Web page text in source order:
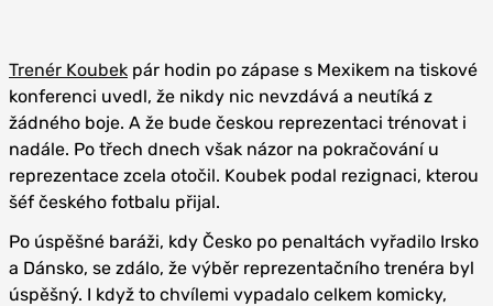
Trenér Koubek pár hodin po zápase s Mexikem na tiskové
konferenci uvedl, že nikdy nic nevzdává a neutíká z
žádného boje. A že bude českou reprezentaci trénovat i
nadále. Po třech dnech však názor na pokračování u
reprezentace zcela otočil. Koubek podal rezignaci, kterou
šéf českého fotbalu přijal.
Po úspěšné baráži, kdy Česko po penaltách vyřadilo Irsko
a Dánsko, se zdálo, že výběr reprezentačního trenéra byl
úspěšný. I když to chvílemi vypadalo celkem komicky,